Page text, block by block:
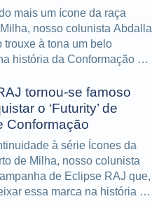
mais um ícone da raça
nosso colunista Abdalla
trouxe à tona um belo
história da Conformação ao
Pretty Sonny Dee
tornou-se famoso
o ‘Futurity’ de
Conformação
à série Ícones da
de Milha, nosso colunista
de Eclipse RAJ que,
essa marca na história da